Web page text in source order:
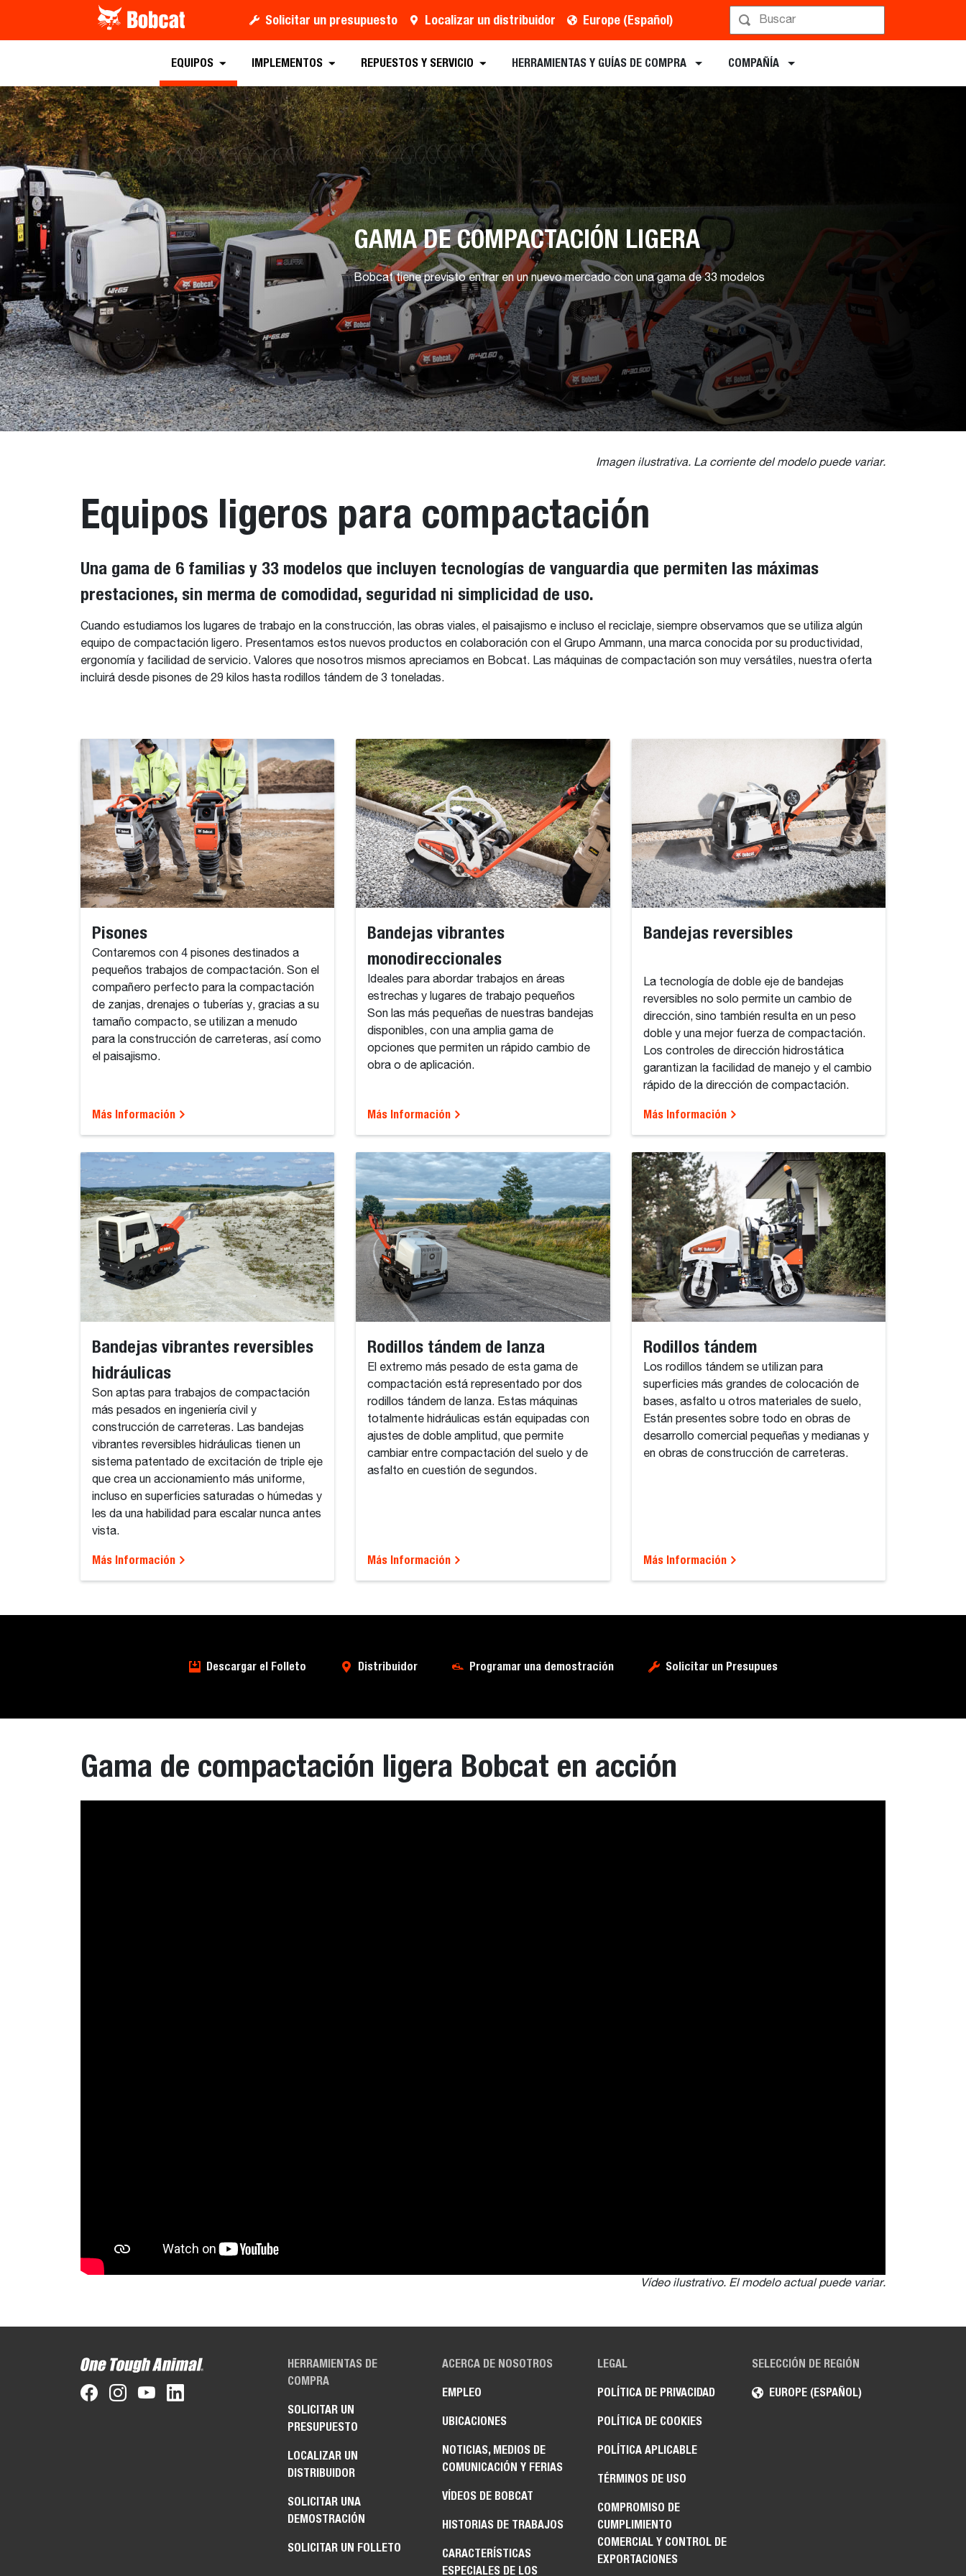
Solicitar un presupuesto Localizar un distribuidor Europe (Español)
EQUIPOS IMPLEMENTOS REPUESTOS Y SERVICIO HERRAMIENTAS Y GUÍAS DE COMPRA COMPAÑÍA
GAMA DE COMPACTACIÓN LIGERA
Bobcat tiene previsto entrar en un nuevo mercado con una gama de 33 modelos
Imagen ilustrativa. La corriente del modelo puede variar.
Equipos ligeros para compactación
Una gama de 6 familias y 33 modelos que incluyen tecnologías de vanguardia que permiten las máximas
prestaciones, sin merma de comodidad, seguridad ni simplicidad de uso.
Cuando estudiamos los lugares de trabajo en la construcción, las obras viales, el paisajismo e incluso el reciclaje, siempre observamos que se utiliza algún
equipo de compactación ligero. Presentamos estos nuevos productos en colaboración con el Grupo Ammann, una marca conocida por su productividad,
ergonomía y facilidad de servicio. Valores que nosotros mismos apreciamos en Bobcat. Las máquinas de compactación son muy versátiles, nuestra oferta
incluirá desde pisones de 29 kilos hasta rodillos tándem de 3 toneladas.
Pisones
Contaremos con 4 pisones destinados a
pequeños trabajos de compactación. Son el
compañero perfecto para la compactación
de zanjas, drenajes o tuberías y, gracias a su
tamaño compacto, se utilizan a menudo
para la construcción de carreteras, así como
el paisajismo.
Más Información
Bandejas vibrantes
monodireccionales
Ideales para abordar trabajos en áreas
estrechas y lugares de trabajo pequeños
Son las más pequeñas de nuestras bandejas
disponibles, con una amplia gama de
opciones que permiten un rápido cambio de
obra o de aplicación.
Más Información
Bandejas reversibles
La tecnología de doble eje de bandejas
reversibles no solo permite un cambio de
dirección, sino también resulta en un peso
doble y una mejor fuerza de compactación.
Los controles de dirección hidrostática
garantizan la facilidad de manejo y el cambio
rápido de la dirección de compactación.
Más Información
Bandejas vibrantes reversibles
hidráulicas
Son aptas para trabajos de compactación
más pesados en ingeniería civil y
construcción de carreteras. Las bandejas
vibrantes reversibles hidráulicas tienen un
sistema patentado de excitación de triple eje
que crea un accionamiento más uniforme,
incluso en superficies saturadas o húmedas y
les da una habilidad para escalar nunca antes
vista.
Más Información
Rodillos tándem de lanza
El extremo más pesado de esta gama de
compactación está representado por dos
rodillos tándem de lanza. Estas máquinas
totalmente hidráulicas están equipadas con
ajustes de doble amplitud, que permite
cambiar entre compactación del suelo y de
asfalto en cuestión de segundos.
Más Información
Rodillos tándem
Los rodillos tándem se utilizan para
superficies más grandes de colocación de
bases, asfalto u otros materiales de suelo,
Están presentes sobre todo en obras de
desarrollo comercial pequeñas y medianas y
en obras de construcción de carreteras.
Más Información
Descargar el Folleto Distribuidor Programar una demostración Solicitar un Presupues
Descargar el Folleto Distribuidor Programar una demostración Solicitar un Presupues
Gama de compactación ligera Bobcat en acción
Vídeo ilustrativo. El modelo actual puede variar.
SELECCIÓN DE REGIÓN
EUROPE (ESPAÑOL)
HERRAMIENTAS DE
COMPRA
SOLICITAR UN
PRESUPUESTO
LOCALIZAR UN
DISTRIBUIDOR
SOLICITAR UNA
DEMOSTRACIÓN
SOLICITAR UN FOLLETO
ACERCA DE NOSOTROS
EMPLEO
UBICACIONES
NOTICIAS, MEDIOS DE
COMUNICACIÓN Y FERIAS
VÍDEOS DE BOBCAT
HISTORIAS DE TRABAJOS
CARACTERÍSTICAS
ESPECIALES DE LOS
LEGAL
POLÍTICA DE PRIVACIDAD
POLÍTICA DE COOKIES
POLÍTICA APLICABLE
TÉRMINOS DE USO
COMPROMISO DE
CUMPLIMIENTO
COMERCIAL Y CONTROL DE
EXPORTACIONES